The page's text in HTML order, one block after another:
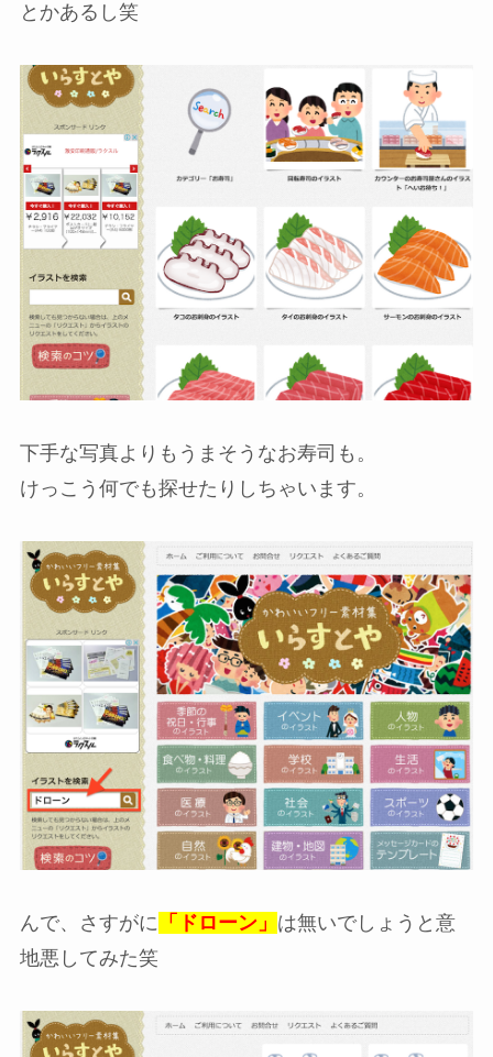
とかあるし笑
下手な写真よりもうまそうなお寿司も。
けっこう何でも探せたりしちゃいます。
んで、さすがに 「ドローン」 は無いでしょうと意
地悪してみた笑